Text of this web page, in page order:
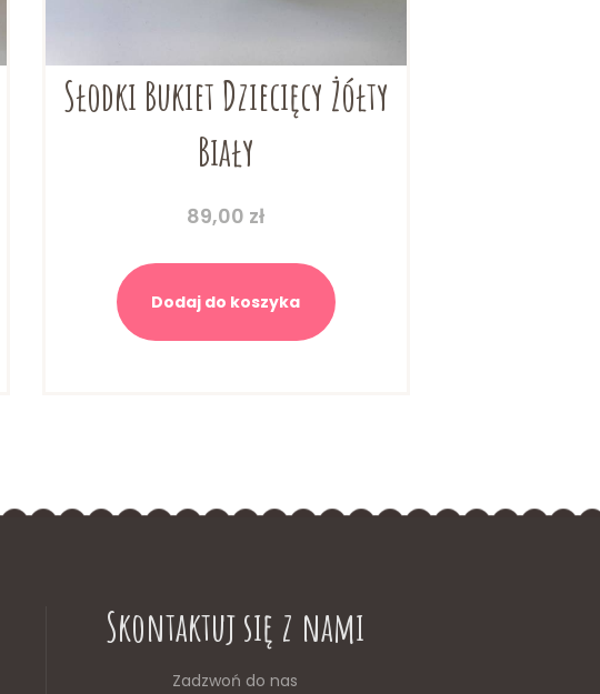
Słodki Bukiet Dziecięcy Żółty
Biały
89,00 zł
Dodaj do koszyka
Skontaktuj się z nami
Zadzwoń do nas